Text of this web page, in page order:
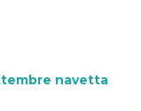
navetta